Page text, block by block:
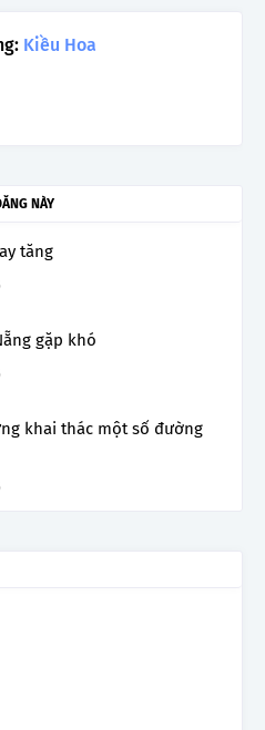
Kiều Hoa
NÀY
tăng
gặp khó
khai thác một số đường